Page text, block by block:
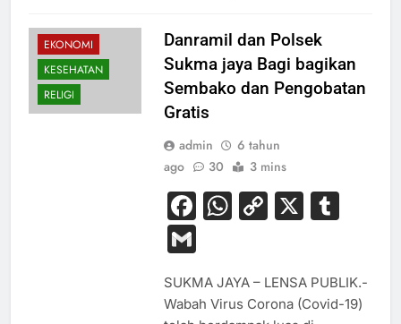
EKONOMI
KESEHATAN
RELIGI
Danramil dan Polsek
Sukma jaya Bagi bagikan
Sembako dan Pengobatan
Gratis
admin
6 tahun
ago
30 3 mins
Facebook
WhatsApp
Copy
X
Gmail
SUKMA JAYA – LENSA PUBLIK.-
Wabah Virus Corona (Covid-19)